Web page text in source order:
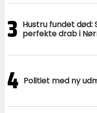
3 Hustru fundet
perfekte drab i
4 Politiet med ny